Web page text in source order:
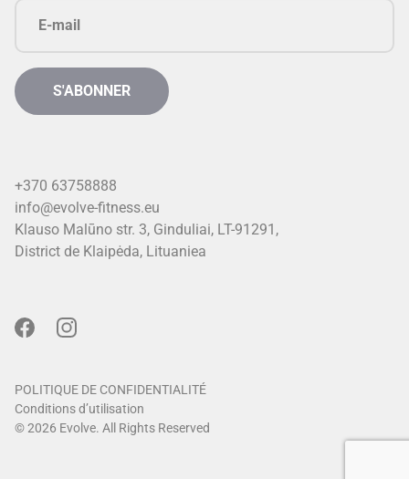
+370 63758888
info@evolve-fitness.eu
Klauso Malūno str. 3, Ginduliai, LT-91291,
District de Klaipėda, Lituaniea
© 2026 Evolve. All Rights Reserved
POLITIQUE DE CONFIDENTIALITÉ
Conditions d’utilisation